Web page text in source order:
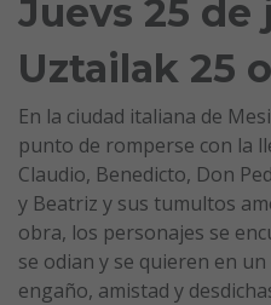
Juevs 25 de
Uztailak 25
En la ciudad italiana de
punto de romperse con la
Claudio, Benedicto, Don
y Beatriz y sus tumultos
obra, los personajes se
se odian y se quieren en
engaño, amistad y